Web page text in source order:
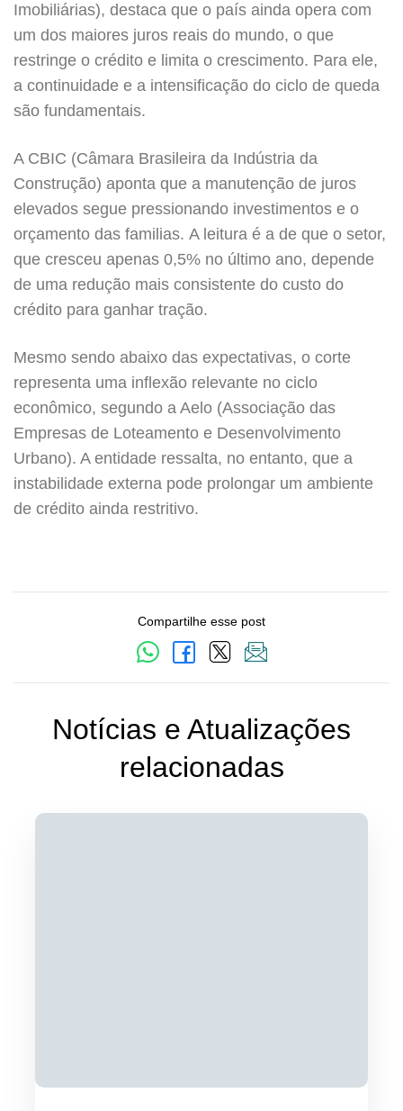
Imobiliárias), destaca que o país ainda opera com
um dos maiores juros reais do mundo, o que
restringe o crédito e limita o crescimento. Para ele,
a continuidade e a intensificação do ciclo de queda
são fundamentais.
A CBIC (Câmara Brasileira da Indústria da
Construção) aponta que a manutenção de juros
elevados segue pressionando investimentos e o
orçamento das familias. A leitura é a de que o setor,
que cresceu apenas 0,5% no último ano, depende
de uma redução mais consistente do custo do
crédito para ganhar tração.
Mesmo sendo abaixo das expectativas, o corte
representa uma inflexão relevante no ciclo
econômico, segundo a Aelo (Associação das
Empresas de Loteamento e Desenvolvimento
Urbano). A entidade ressalta, no entanto, que a
instabilidade externa pode prolongar um ambiente
de crédito ainda restritivo.
Compartilhe esse post
Notícias e Atualizações
relacionadas